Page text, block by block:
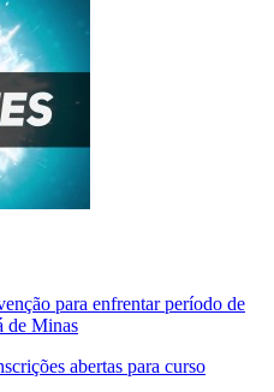
para enfrentar período de
de Minas
abertas para curso